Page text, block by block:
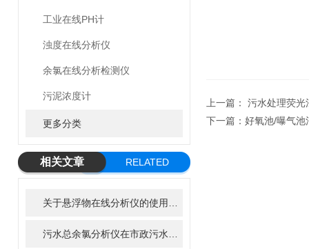
工业在线PH计
浊度在线分析仪
余氯在线分析检测仪
污泥浓度计
更多分类
相关文章
RELATED
上一篇： 污水处理荧光
下一篇： 好氧池/曝气池